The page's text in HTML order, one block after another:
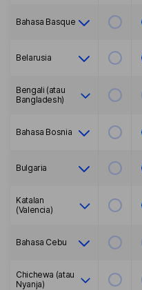
Bahasa Basque
Belarusia
Bengali (atau
Bangladesh)
Bahasa Bosnia
Bulgaria
Katalan
(Valencia)
Bahasa Cebu
Chichewa (atau
Nyanja)